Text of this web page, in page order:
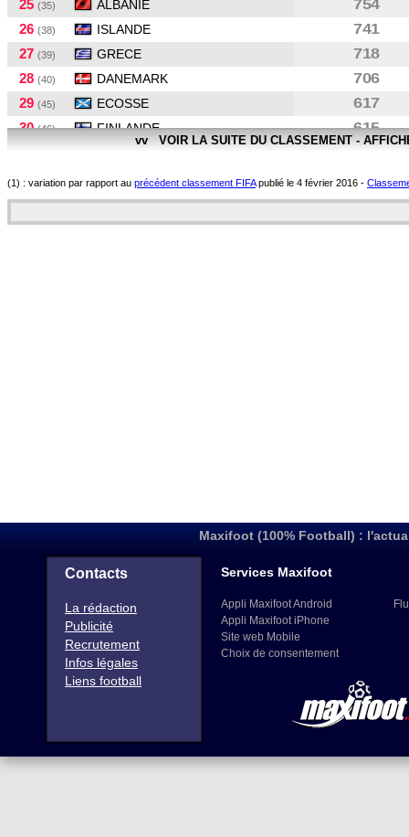
25 (35) ALBANIE
754
26 (38) ISLANDE
741
27 (39) GRECE
718
28 (40) DANEMARK
706
29 (45) ECOSSE
617
30(46) FINLANDE
615
(51) NORVEGE
594
33(54) SLOVENIE
577
34(64) BIÉLORUSSIE
517
46(128) LITUANIE
274
LUXEMBOURG
MALTE
LIECHTENSTEIN
SAINT MARIN
6
vv VOIR LA SUITE DU CLASSEMENT -
(1) : variation par rapport au précédent classement FIFApublié le 4 février 2016 -
Maxifoot (100% Football) :
Contacts
La rédaction
Publicité
Recrutement
Infos légales
Liens football
Services Maxifoot
Appli Maxifoot Android
Appli Maxifoot iPhone
Site web Mobile
Choix de consentement